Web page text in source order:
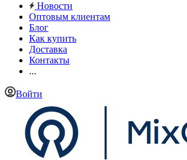
Новости
Оптовым клиентам
Блог
Как купить
Доставка
Контакты
...
Войти